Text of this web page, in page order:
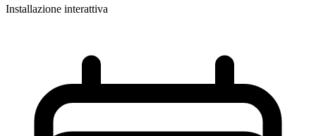
Installazione interattiva